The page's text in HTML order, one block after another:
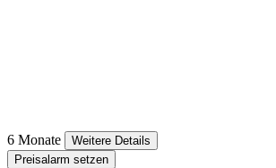
6 Monate
Weitere Details
Preisalarm setzen